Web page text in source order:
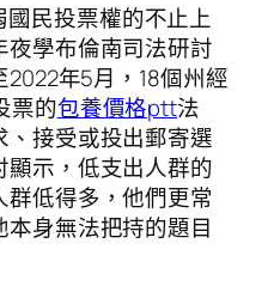
民投票權的不止上
學布倫南司法研討
年5月，18個州經
票的包養價格ptt法
接受或投出郵寄選
示，低支出人群的
低得多，他們更常
身無法把持的題目